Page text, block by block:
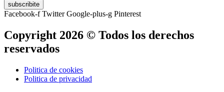
subscribite
Facebook-f Twitter Google-plus-g Pinterest
Copyright 2026 © Todos los derechos
reservados
Politica de cookies
Politica de privacidad